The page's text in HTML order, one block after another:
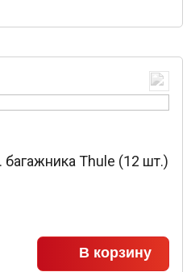
Thule (12 шт.)
В корзину